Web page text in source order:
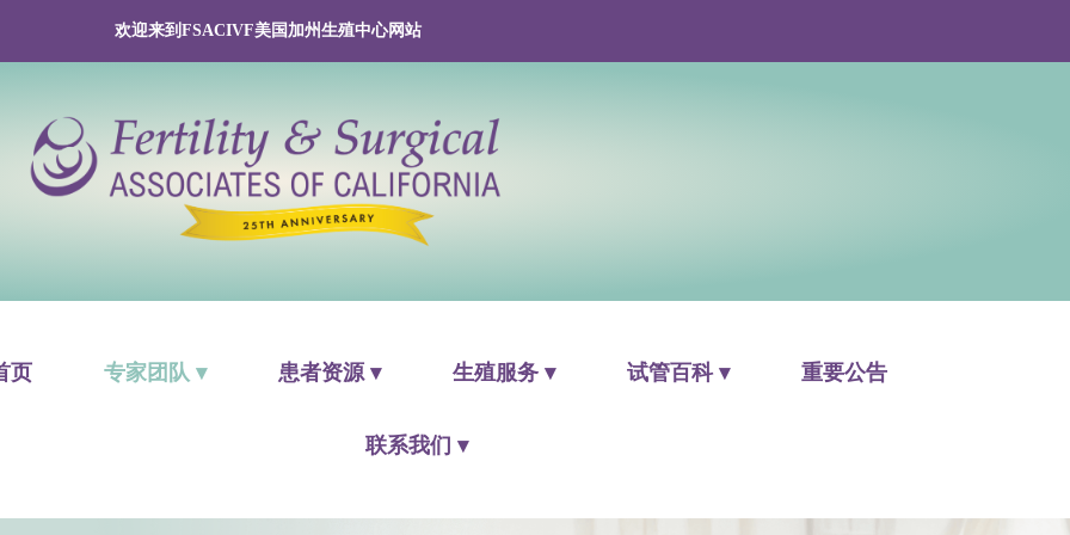
欢迎来到FSACIVF美国加州生殖中心网站
页 专家团队 ▾ 患者资源 ▾ 生殖服务 ▾ 试管百科 ▾ 重要公告
联系我们 ▾